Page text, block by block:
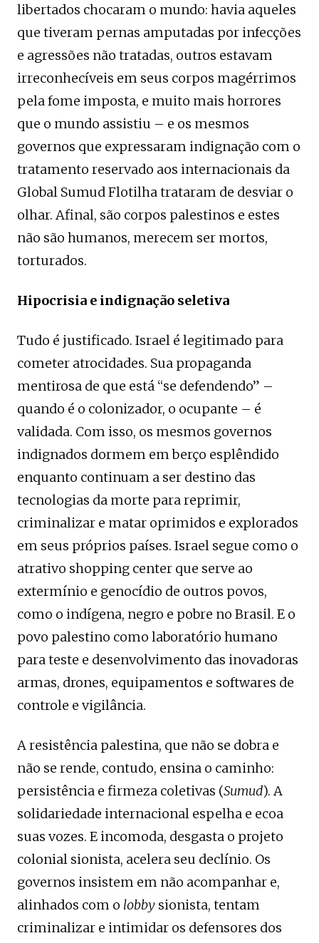
libertados chocaram o mundo: havia aqueles
que tiveram pernas amputadas por infecções
e agressões não tratadas, outros estavam
irreconhecíveis em seus corpos magérrimos
pela fome imposta, e muito mais horrores
que o mundo assistiu – e os mesmos
governos que expressaram indignação com o
tratamento reservado aos internacionais da
Global Sumud Flotilha trataram de desviar o
olhar. Afinal, são corpos palestinos e estes
não são humanos, merecem ser mortos,
torturados.
Hipocrisia e indignação seletiva
Tudo é justificado. Israel é legitimado para
cometer atrocidades. Sua propaganda
mentirosa de que está “se defendendo” –
quando é o colonizador, o ocupante – é
validada. Com isso, os mesmos governos
indignados dormem em berço esplêndido
enquanto continuam a ser destino das
tecnologias da morte para reprimir,
criminalizar e matar oprimidos e explorados
em seus próprios países. Israel segue como o
atrativo shopping center que serve ao
extermínio e genocídio de outros povos,
como o indígena, negro e pobre no Brasil. E o
povo palestino como laboratório humano
para teste e desenvolvimento das inovadoras
armas, drones, equipamentos e softwares de
controle e vigilância.
A resistência palestina, que não se dobra e
não se rende, contudo, ensina o caminho:
persistência e firmeza coletivas (Sumud). A
solidariedade internacional espelha e ecoa
suas vozes. E incomoda, desgasta o projeto
colonial sionista, acelera seu declínio. Os
governos insistem em não acompanhar e,
alinhados com o lobby sionista, tentam
criminalizar e intimidar os defensores dos